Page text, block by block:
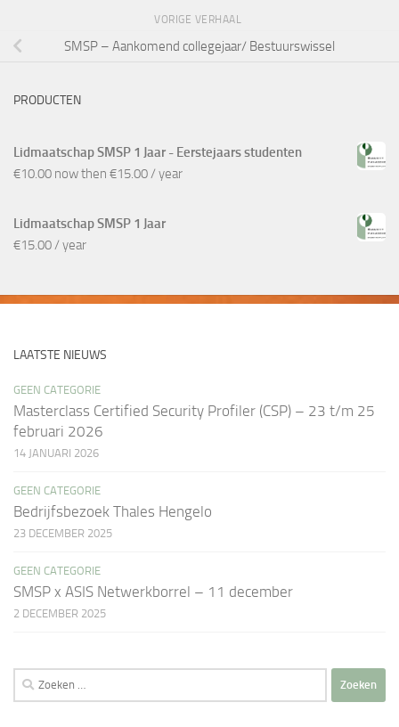
VORIGE VERHAAL
SMSP – Aankomend collegejaar/ Bestuurswissel
PRODUCTEN
Lidmaatschap SMSP 1 Jaar - Eerstejaars studenten
€10.00 now then €15.00/ year
Lidmaatschap SMSP 1 Jaar
€15.00/ year
LAATSTE NIEUWS
GEEN CATEGORIE
Masterclass Certified Security Profiler (CSP) – 23 t/m 25
februari 2026
14 JANUARI 2026
GEEN CATEGORIE
Bedrijfsbezoek Thales Hengelo
23 DECEMBER 2025
GEEN CATEGORIE
SMSP x ASIS Netwerkborrel – 11 december
2 DECEMBER 2025
Zoeken
naar: